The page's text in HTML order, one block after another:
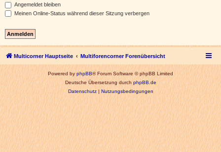
Angemeldet bleiben
Meinen Online-Status während dieser Sitzung verbergen
Multicorner Hauptseite Multiforencorner Forenübersicht
Powered byphpBB® Forum Software © phpBB Limited
Deutsche Übersetzung durchphpBB.de
Datenschutz| Nutzungsbedingungen